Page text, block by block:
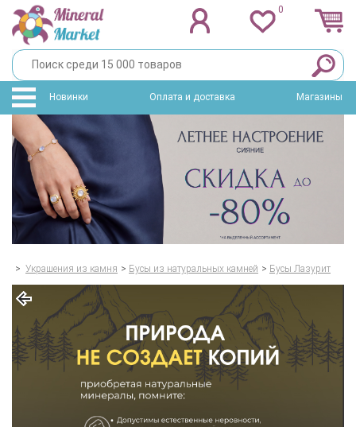
0
Новинки Оплата и доставка Магазины
> Украшения из камня > Бусы из натуральных камней > Бусы Лазурит